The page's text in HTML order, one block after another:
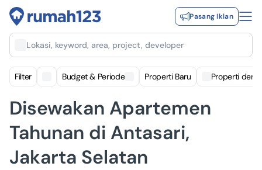
Pasang Iklan
Lokasi, keyword, area, project, developer
Filter Budget & Periode Properti Baru Properti
Disewakan Apartemen
Tahunan di Antasari,
Jakarta Selatan